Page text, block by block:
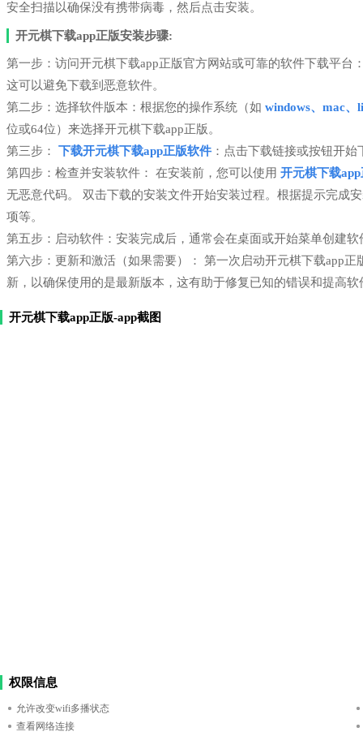
安全扫描以确保没有携带病毒，然后点击安装。
开元棋下载app正版安装步骤:
第一步：访问开元棋下载app正版官方网站或可靠的软件下载平
这可以避免下载到恶意软件。
第二步：选择软件版本：根据您的操作系统（如 windows、mac、
位或64位）来选择开元棋下载app正版。
第三步： 下载开元棋下载app正版软件 ：点击下载链接或按钮开
第四步：检查并安装软件： 在安装前，您可以使用 开元棋下载
无恶意代码。 双击下载的安装文件开始安装过程。根据提示完成
项等。
第五步：启动软件：安装完成后，通常会在桌面或开始菜单创建
第六步：更新和激活（如果需要）： 第一次启动开元棋下载app
新，以确保使用的是最新版本，这有助于修复已知的错误和提高软
开元棋下载app正版-app截图
权限信息
允许改变wifi多播状态
查看网络连接